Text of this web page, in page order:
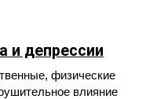
и депрессии
физические
влияние